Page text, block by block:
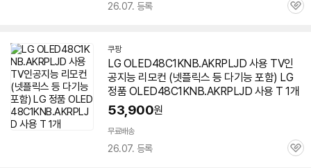
26.07. 등록
관
쿠팡
LG OLED48C1KNB.AKRPLJD 사용 TV인
공지능 리모컨 (넷플릭스 등 다기능 포함) LG
정품 OLED48C1KNB.AKRPLJD 사용 T 1개
53,900원
무료배송
26.07. 등록
관